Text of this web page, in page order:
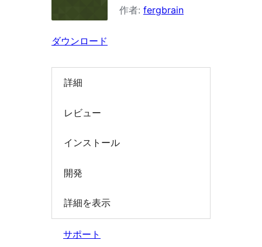
作者: fergbrain
ダウンロード
詳細
レビュー
インストール
開発
詳細を表示
サポート